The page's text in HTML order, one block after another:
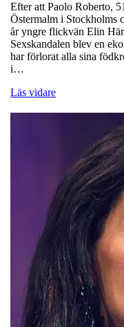
Efter att Paolo Roberto,
Östermalm i Stockholms
år yngre flickvän Elin
Sexskandalen blev en
har förlorat alla sina
i…
Läs vidare